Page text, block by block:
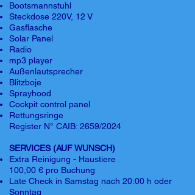
Bootsmannstuhl
Steckdose 220V, 12 V
Gasflasche
Solar Panel
Radio
mp3 player
Außenlautsprecher
Blitzboje
Sprayhood
Cockpit control panel
Rettungsringe
Register N° CAIB: 2659/2024
SERVICES (AUF WUNSCH)
Extra Reinigung - Haustiere
100,00 € pro Buchung
Late Check in Samstag nach 20:00 h oder
Sonntag